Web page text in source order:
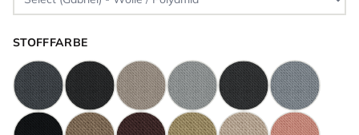
STOFFFARBE